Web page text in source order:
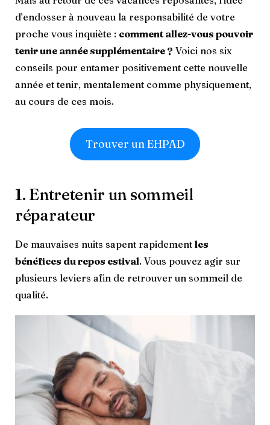
d’endosser à nouveau la responsabilité de votre
proche vous inquiète : comment allez-vous pouvoir
tenir une année supplémentaire ? Voici nos six
conseils pour entamer positivement cette nouvelle
année et tenir, mentalement comme physiquement,
au cours de ces mois.
Trouver un EHPAD
1. Entretenir un sommeil
réparateur
De mauvaises nuits sapent rapidement les
bénéfices du repos estival. Vous pouvez agir sur
plusieurs leviers afin de retrouver un sommeil de
qualité.